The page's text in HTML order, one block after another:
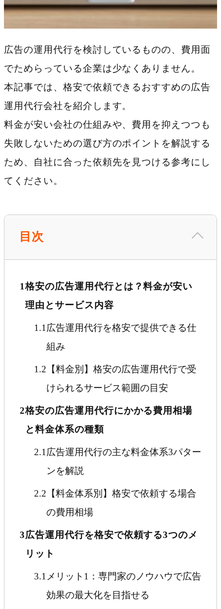
広告の運用代行を検討しているものの、費用面
でためらっている企業は少なくありません。
本記事では、格安で依頼できるおすすめの広告
運用代行会社を紹介します。
料金が安い会社の仕組みや、費用を抑えつつも
失敗しないための選び方のポイントを解説する
ため、自社に合った依頼先を見つける参考にし
てください。
目次
1格安の広告運用代行とは？料金が安い
理由とサービス内容
1.1広告運用代行を格安で提供できる仕
組み
1.2 【料金別】格安の広告運用代行で受
けられるサービス範囲の目安
2格安の広告運用代行にかかる費用相場
と料金体系の種類
2.1広告運用代行の主な料金体系3パター
ンを解説
2.2 【料金体系別】格安で依頼する場合
の費用相場
3広告運用代行を格安で依頼する3つのメ
リット
3.1メリット1：専門家のノウハウで広告
効果の最大化を目指せる